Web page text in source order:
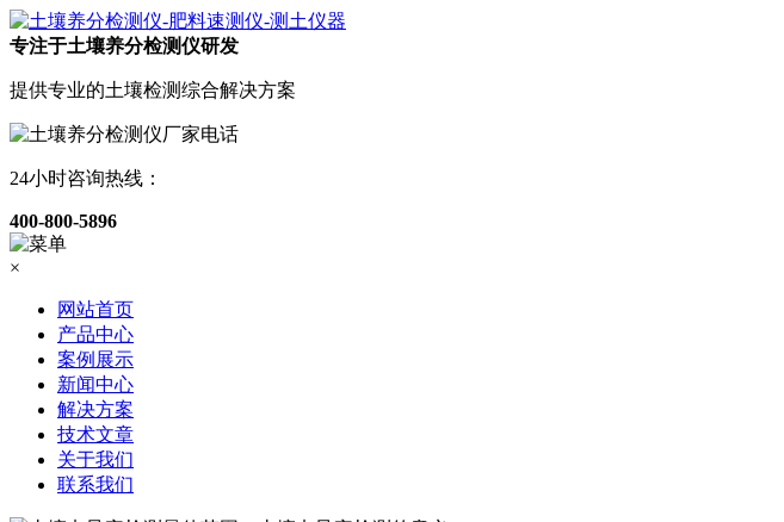
专注于土壤养分检测仪研发
提供专业的土壤检测综合解决方案
24小时咨询热线：
400-800-5896
×
网站首页
产品中心
案例展示
新闻中心
解决方案
技术文章
关于我们
联系我们